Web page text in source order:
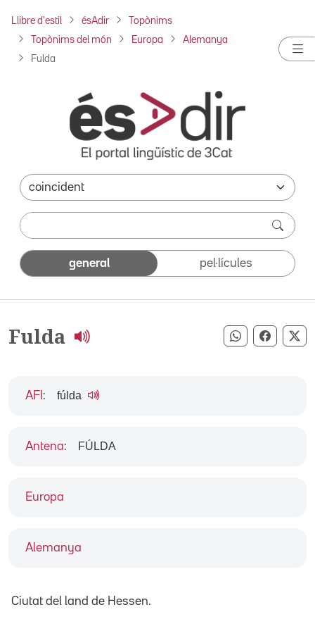
Llibre d'estil ésAdir Topònims
Topònims del món Europa Alemanya
Fulda
general pel·lícules
Fulda Compartir
Europa
Alemanya
AFI : fúlda
Antena: FÚLDA
Ciutat del land de Hessen.